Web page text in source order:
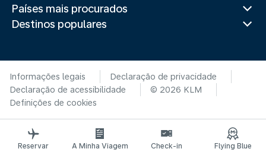
Países mais procurados
Destinos populares
Informações legais
Declaração de privacidade
Declaração de acessibilidade
© 2026 KLM
Definições de cookies
Reservar A Minha Viagem Check-in Flying Blue